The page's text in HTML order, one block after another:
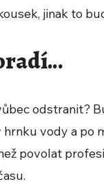
jinak to
odstranit?
hrnku vody a
povolat